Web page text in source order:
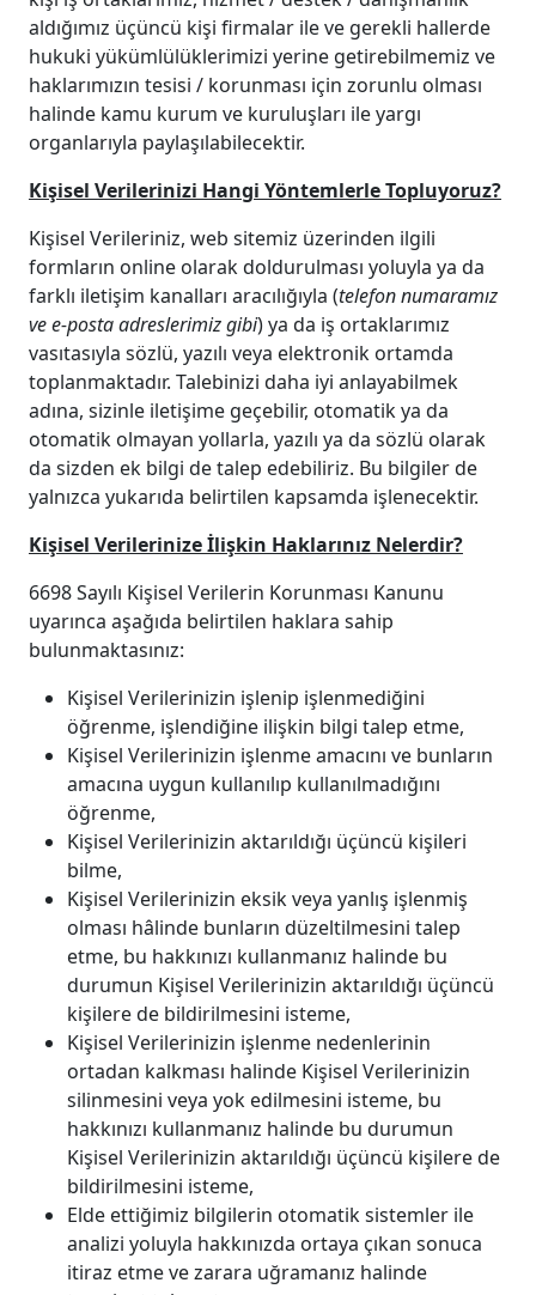
aldığımız üçüncü kişi firmalar ile ve gerekli hallerde
hukuki yükümlülüklerimizi yerine getirebilmemiz ve
haklarımızın tesisi / korunması için zorunlu olması
halinde kamu kurum ve kuruluşları ile yargı
organlarıyla paylaşılabilecektir.
Kişisel Verilerinizi Hangi Yöntemlerle Topluyoruz?
Kişisel Verileriniz, web sitemiz üzerinden ilgili
formların online olarak doldurulması yoluyla ya da
farklı iletişim kanalları aracılığıyla (telefon numaramız
ve e-posta adreslerimiz gibi) ya da iş ortaklarımız
vasıtasıyla sözlü, yazılı veya elektronik ortamda
toplanmaktadır. Talebinizi daha iyi anlayabilmek
adına, sizinle iletişime geçebilir, otomatik ya da
otomatik olmayan yollarla, yazılı ya da sözlü olarak
da sizden ek bilgi de talep edebiliriz. Bu bilgiler de
yalnızca yukarıda belirtilen kapsamda işlenecektir.
Kişisel Verilerinize İlişkin Haklarınız Nelerdir?
6698 Sayılı Kişisel Verilerin Korunması Kanunu
uyarınca aşağıda belirtilen haklara sahip
bulunmaktasınız:
Kişisel Verilerinizin işlenip işlenmediğini
öğrenme, işlendiğine ilişkin bilgi talep etme,
Kişisel Verilerinizin işlenme amacını ve bunların
amacına uygun kullanılıp kullanılmadığını
öğrenme,
Kişisel Verilerinizin aktarıldığı üçüncü kişileri
bilme,
Kişisel Verilerinizin eksik veya yanlış işlenmiş
olması hâlinde bunların düzeltilmesini talep
etme, bu hakkınızı kullanmanız halinde bu
durumun Kişisel Verilerinizin aktarıldığı üçüncü
kişilere de bildirilmesini isteme,
Kişisel Verilerinizin işlenme nedenlerinin
ortadan kalkması halinde Kişisel Verilerinizin
silinmesini veya yok edilmesini isteme, bu
hakkınızı kullanmanız halinde bu durumun
Kişisel Verilerinizin aktarıldığı üçüncü kişilere de
bildirilmesini isteme,
Elde ettiğimiz bilgilerin otomatik sistemler ile
analizi yoluyla hakkınızda ortaya çıkan sonuca
itiraz etme ve zarara uğramanız halinde